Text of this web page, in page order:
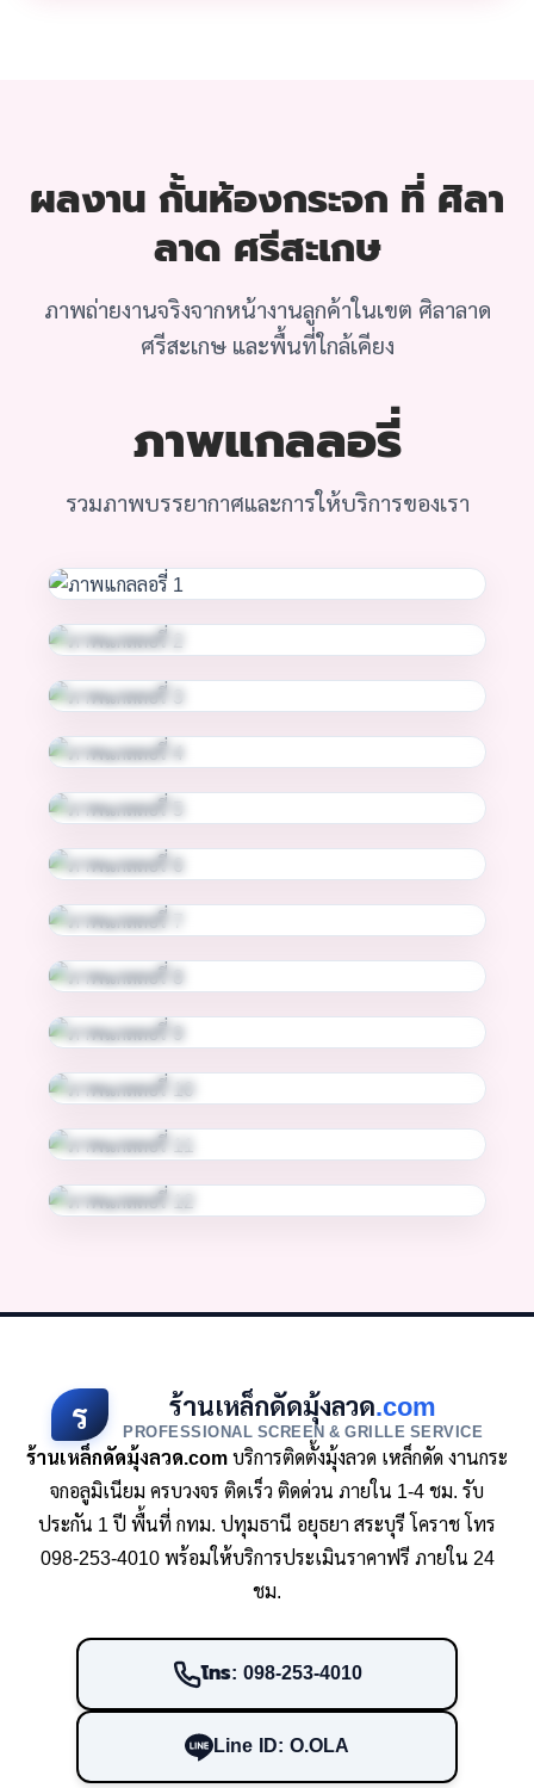
ผลงาน กั้นห้องกระจก ที่ ศิลา
ลาด ศรีสะเกษ
ภาพถ่ายงานจริงจากหน้างานลูกค้าในเขต ศิลาลาด
ศรีสะเกษ และพื้นที่ใกล้เคียง
ภาพแกลลอรี่
รวมภาพบรรยากาศและการให้บริการของเรา
ร ร้านเหล็กดัดมุ้งลวด.com
PROFESSIONAL SCREEN & GRILLE SERVICE
ร้านเหล็กดัดมุ้งลวด.comบริการติดตั้งมุ้งลวด เหล็กดัด งานกระ
จกอลูมิเนียม ครบวงจร ติดเร็ว ติดด่วน ภายใน 1-4 ชม. รับ
ประกัน 1 ปี พื้นที่ กทม. ปทุมธานี อยุธยา สระบุรี โคราช โทร
098-253-4010 พร้อมให้บริการประเมินราคาฟรี ภายใน 24
ชม.
โทร: 098-253-4010
Line ID: O.OLA